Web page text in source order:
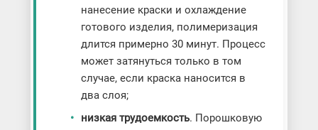
нанесение краски и охлаждение
готового изделия, полимеризация
длится примерно 30 минут. Процесс
может затянуться только в том
случае, если краска наносится в
два слоя;
низкая трудоемкость. Порошковую